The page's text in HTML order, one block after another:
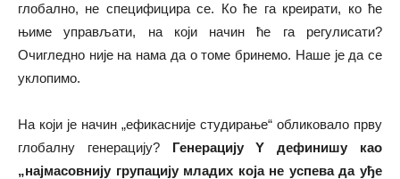
глобално, не специфицира се. Ко ће га креирати, ко ће
њиме управљати, на који начин ће га регулисати?
Очигледно није на нама да о томе бринемо. Наше је да се
уклопимо.
На који је начин „ефикасније студирање“ обликовало прву
глобалну генерацију? Генерацију Y дефинишу као
„најмасовнију групацију младих која не успева да уђе